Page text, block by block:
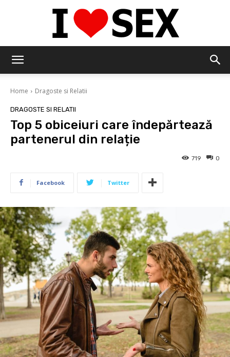
Home Dragoste si Relatii
DRAGOSTE SI RELATII
Top 5 obiceiuri care îndepărtează
partenerul din relație
0
719
Facebook Twitter